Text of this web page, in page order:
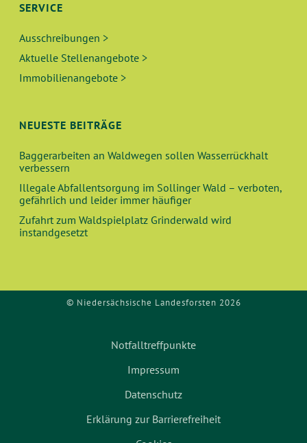
SERVICE
Ausschreibungen >
Aktuelle Stellenangebote >
Immobilienangebote >
NEUESTE BEITRÄGE
Baggerarbeiten an Waldwegen sollen Wasserrückhalt
verbessern
Illegale Abfallentsorgung im Sollinger Wald – verboten,
gefährlich und leider immer häufiger
Zufahrt zum Waldspielplatz Grinderwald wird
instandgesetzt
© Niedersächsische Landesforsten 2026
Notfalltreffpunkte
Impressum
Datenschutz
Erklärung zur Barrierefreiheit